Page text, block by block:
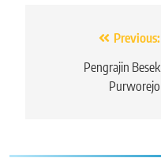
Navigasi Previous:
Pengrajin Besek
Purworejo